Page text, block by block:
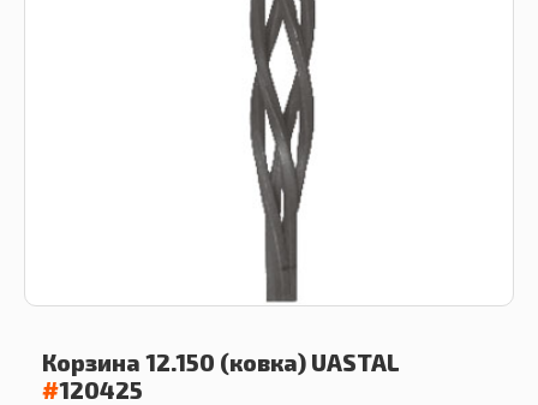
Корзина 12.150 (ковка) UASTAL
#120425